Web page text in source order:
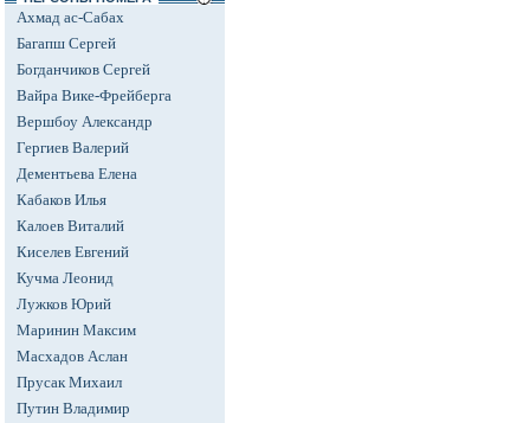
Ахмад ас-Сабах
Багапш Сергей
Богданчиков Сергей
Вайра Вике-Фрейберга
Вершбоу Александр
Гергиев Валерий
Дементьева Елена
Кабаков Илья
Калоев Виталий
Киселев Евгений
Кучма Леонид
Лужков Юрий
Маринин Максим
Масхадов Аслан
Прусак Михаил
Путин Владимир